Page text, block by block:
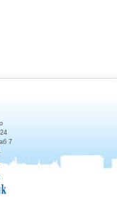
7